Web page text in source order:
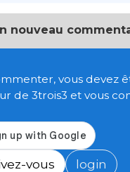
nouveau
vous devez
de 3trois3 et vous
vous login